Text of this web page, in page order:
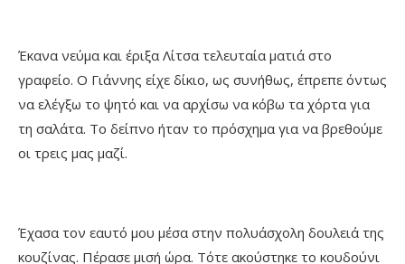
Έκανα νεύμα και έριξα Λίτσα τελευταία ματιά στο
γραφείο. Ο Γιάννης είχε δίκιο, ως συνήθως, έπρεπε όντως
να ελέγξω το ψητό και να αρχίσω να κόβω τα χόρτα για
τη σαλάτα. Το δείπνο ήταν το πρόσχημα για να βρεθούμε
οι τρεις μας μαζί.
Έχασα τον εαυτό μου μέσα στην πολυάσχολη δουλειά της
κουζίνας. Πέρασε μισή ώρα. Τότε ακούστηκε το κουδούνι